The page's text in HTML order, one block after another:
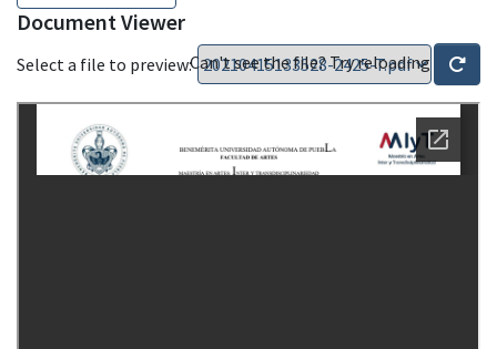
Document Viewer
Select a file to preview:Can't see the file? Try reloading